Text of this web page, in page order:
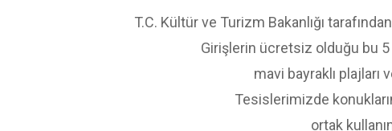
T.C. Kültür ve Turizm Bakanlığı
Girişlerin ücretsiz olduğu bu 5
mavi bayraklı plajları
Tesislerimizde
ortak